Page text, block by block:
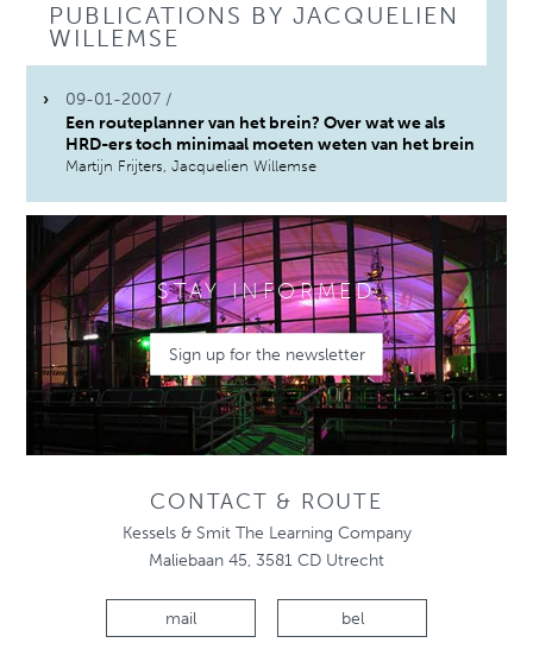
PUBLICATIONS BY JACQUELIEN
WILLEMSE
09-01-2007 /
Een routeplanner van het brein? Over wat we als
HRD-ers toch minimaal moeten weten van het brein
Martijn Frijters, Jacquelien Willemse
STAY INFORMED
Sign up for the newsletter
CONTACT & ROUTE
Kessels & Smit The Learning Company
Maliebaan 45, 3581 CD Utrecht
mail bel